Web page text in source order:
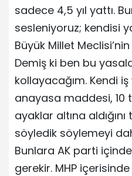
sadece 4,5 yıl yattı.
sesleniyoruz; kendisi
Büyük Millet
Demiş ki ben bu
kollayacağım. Kendi
anayasa maddesi, 10
ayaklar altına
söyledik söylemeyi
Bunlara AK parti
gerekir. MHP